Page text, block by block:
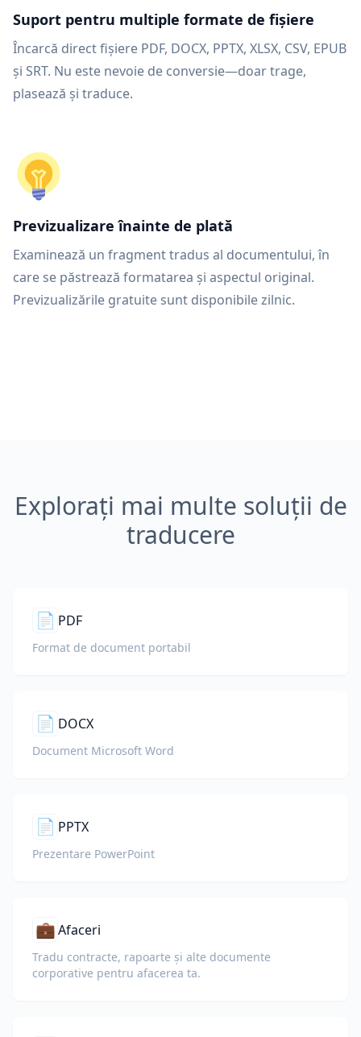
Suport pentru multiple formate de fișiere
Încarcă direct fișiere PDF, DOCX, PPTX, XLSX, CSV, EPUB
și SRT. Nu este nevoie de conversie—doar trage,
plasează și traduce.
Previzualizare înainte de plată
Examinează un fragment tradus al documentului, în
care se păstrează formatarea și aspectul original.
Previzualizările gratuite sunt disponibile zilnic.
Explorați mai multe soluții de
traducere
📄 PDF
Format de document portabil
📄 DOCX
Document Microsoft Word
📄 PPTX
Prezentare PowerPoint
💼Afaceri
Tradu contracte, rapoarte și alte documente
corporative pentru afacerea ta.